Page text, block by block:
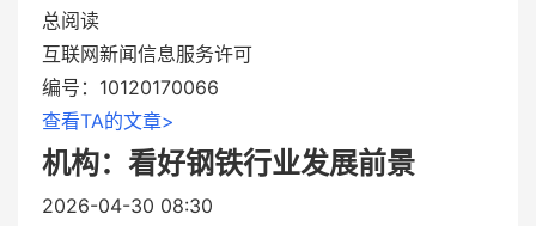
总阅读
互联网新闻信息服务许可
编号：10120170066
查看TA的文章>
机构：看好钢铁行业发展前景
2026-04-30 08:30